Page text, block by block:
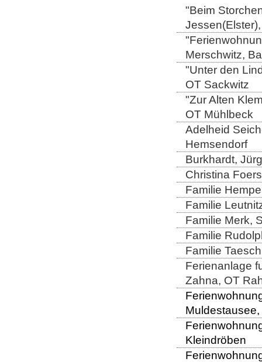
"Beim
Merschwitz,
"Unter den
OT Sackwitz
"Zur Alten
OT Mühlbeck
Adelheid
Hemsendorf
Burkhardt,
Christina
Familie
Familie
Familie Merk,
Familie
Familie
Ferienanlage
Zahna, OT
Kleindröben